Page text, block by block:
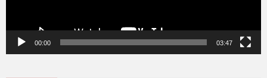
00:00 03:47